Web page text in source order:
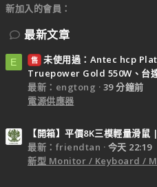
新加入的會員
最新文章
E 售 未使用過：Antec hcp
Truepower Gold 550W、台
最新：engtong
39 分鐘前
電源供應器
【開箱】平價8K三模輕量滑鼠
最新：friendtan
今天 22:19
新型 Monitor / Keyboard /